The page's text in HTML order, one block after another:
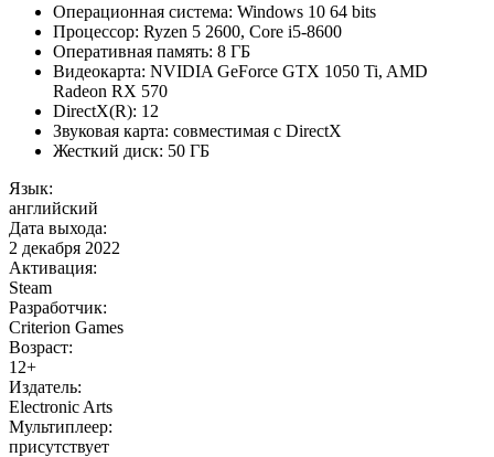
Операционная система: Windows 10 64 bits
Процессор: Ryzen 5 2600, Core i5-8600
Оперативная память: 8 ГБ
Видеокарта: NVIDIA GeForce GTX 1050 Ti, AMD
Radeon RX 570
DirectX(R): 12
Звуковая карта: совместимая c DirectX
Жесткий диск: 50 ГБ
Язык:
английский
Дата выхода:
2 декабря 2022
Активация:
Steam
Разработчик:
Criterion Games
Возраст:
12+
Издатель:
Electronic Arts
Мультиплеер:
присутствует